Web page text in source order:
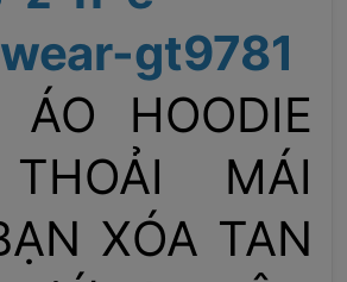
gt9781
ÁO HOODIE
MÁI
XÓA TAN